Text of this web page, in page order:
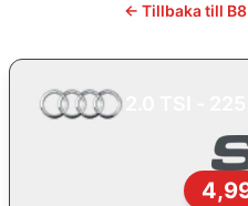
← Tillbaka till